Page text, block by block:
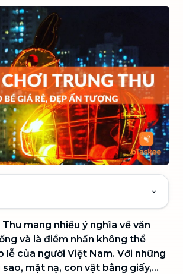
mang nhiều ý nghĩa về văn
và là điểm nhấn không thể
lễ của người Việt Nam. Với những
mặt nạ, con vật bằng giấy,...